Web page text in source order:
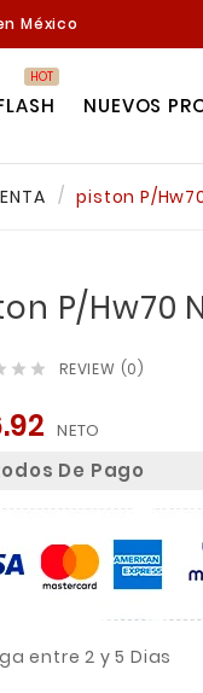
México
HOT
NUEVOS
piston P/
P/Hw70
  REVIEW (0)
NETO
De Pago
entre 2 y 5 Dias